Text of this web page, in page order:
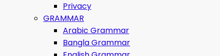
Privacy
GRAMMAR
Arabic Grammar
Bangla Grammar